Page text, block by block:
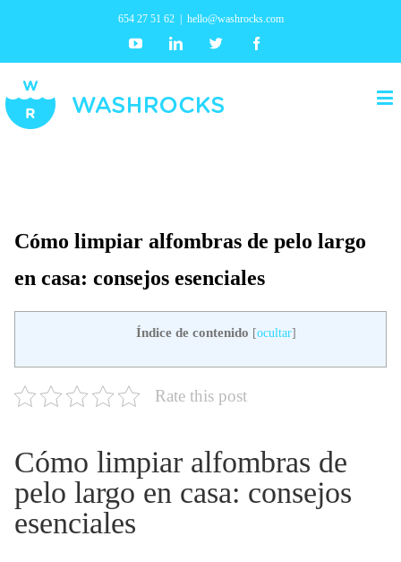
654 27 51 62 hello@washrocks.com
YoutubeLinkedin Twitter
Cómo limpiar alfombras de pelo largo
en casa: consejos esenciales
Índice de contenido [ocultar]
Rate this post
Cómo limpiar alfombras de
pelo largo en casa: consejos
esenciales